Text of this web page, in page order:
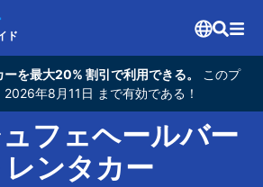
ド
を最大20% 割引で利用できる。
このプ
年8月11日 まで有効である！
フェヘールバー
ンタカー